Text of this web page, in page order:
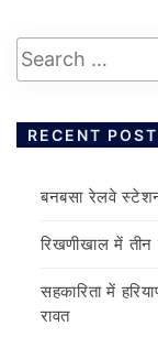
RECENT
बनबसा रेलवे
रिखणीखाल में तीन
सहकारिता में
रावत